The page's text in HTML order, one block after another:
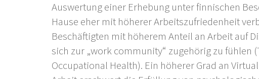
Auswertung einer Erhebung unter finnischen
Hause eher mit höherer Arbeitszufriedenheit
Beschäftigten mit höherem Anteil an Arbeit auf
sich zur „work community“ zugehörig zu fühlen
Occupational Health). Ein höherer Grad an